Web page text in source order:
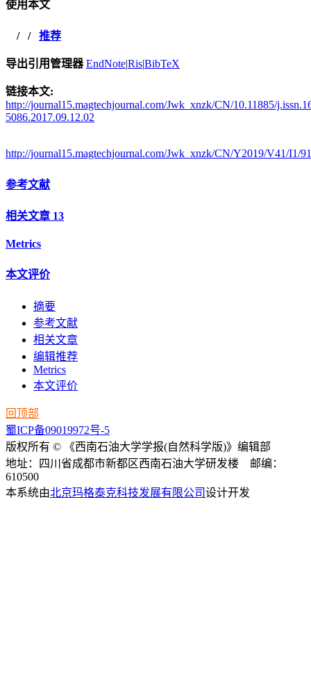
使用本文
/ / 推荐
导出引用管理器 EndNote|Ris|BibTeX
链接本文:
http://journal15.magtechjournal.com/Jwk_xnzk/CN/10.11885/
5086.2017.09.12.02
http://journal15.magtechjournal.com/Jwk_xnzk/CN/Y2019/V41/I1/91
参考文献
相关文章 13
Metrics
本文评价
摘要
参考文献
相关文章
编辑推荐
Metrics
本文评价
回顶部
蜀ICP备09019972号-5
版权所有 © 《西南石油大学学报(自然科学版)》编辑部
地址：四川省成都市新都区西南石油大学研发楼 邮编：
610500
本系统由北京玛格泰克科技发展有限公司设计开发